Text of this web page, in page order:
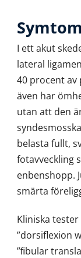
I ett akut
lateral
40 procent
även har
utan att den
belasta fullt,
fotavveckling
enbenshopp.
smärta
Kliniska
”dorsiflexion
”ﬁbular